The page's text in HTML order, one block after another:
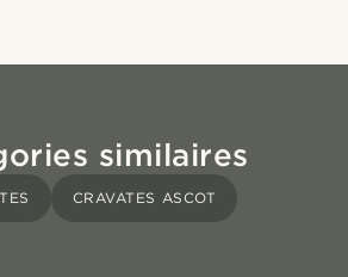
similaires
CRAVATES ASCOT